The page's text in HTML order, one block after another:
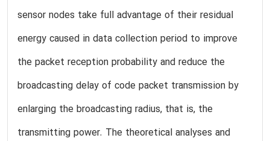
sensor nodes take full advantage of their residual
energy caused in data collection period to improve
the packet reception probability and reduce the
broadcasting delay of code packet transmission by
enlarging the broadcasting radius, that is, the
transmitting power. The theoretical analyses and